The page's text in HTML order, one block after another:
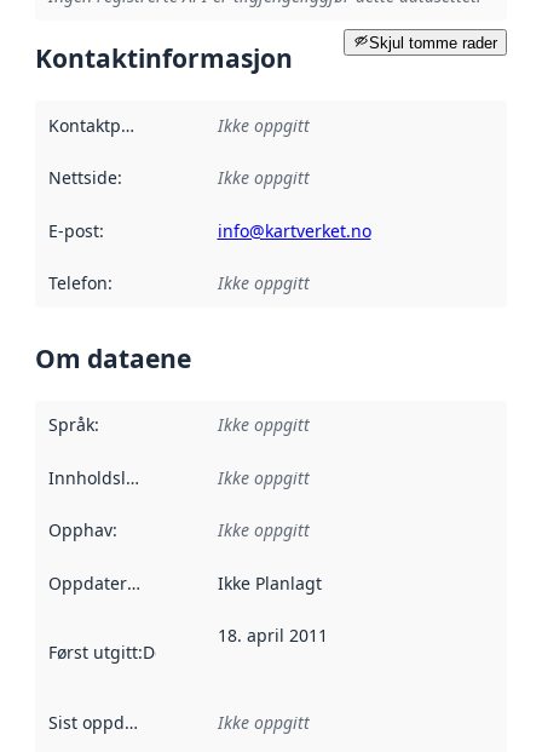
Skjul tomme rader
Kontaktinformasjon
Kontaktpunkt Ikke oppgitt
Nettside: Ikke oppgitt
E-post: info@kartverket.no
Telefon: Ikke oppgitt
Om dataene
Språk: Ikke oppgitt
Innholdsleverandører :
Ikke oppgitt
Opphav: Ikke oppgitt
Oppdateringsfrekvens :
Ikke Planlagt
Først utgitt:Denne datoen sier når dataene i dette
18. april 2011
Sist oppdatert Ikke oppgitt